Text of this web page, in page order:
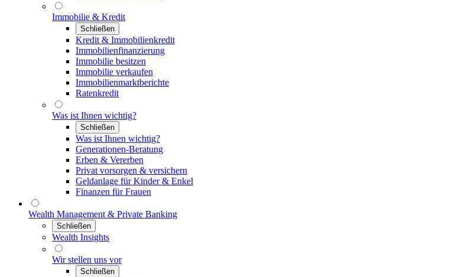
Immobilie & Kredit
Schließen
Kredit & Immobilienkredit
Immobilienfinanzierung
Immobilie besitzen
Immobilie verkaufen
Immobilienmarktberichte
Ratenkredit
Was ist Ihnen wichtig?
Schließen
Was ist Ihnen wichtig?
Generationen-Beratung
Erben & Vererben
Privat vorsorgen & versichern
Geldanlage für Kinder & Enkel
Finanzen für Frauen
Wealth Management & Private Banking
Schließen
Wealth Insights
Wir stellen uns vor
Schließen